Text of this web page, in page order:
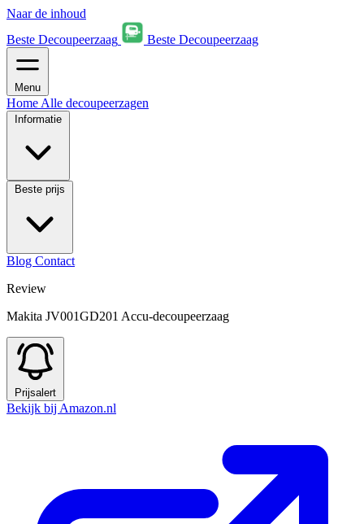
Naar de inhoud
Beste Decoupeerzaag
Beste Decoupeerzaag
Menu
Home Alle decoupeerzagen
Informatie
Beste prijs
Blog Contact
Review
Makita JV001GD201 Accu-decoupeerzaag
Prijsalert
Bekijk bij Amazon.nl